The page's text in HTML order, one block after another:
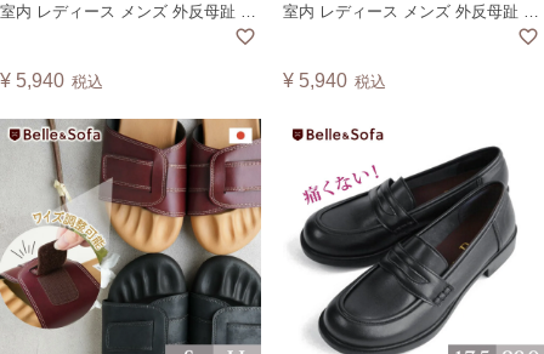
室内 レディース メンズ 外反母趾 母
¥ 5,940 税込
室内 レディース メンズ 外反母趾 母
の日 日本製 グーパー DRFT2 黒底
¥ 5,940 税込